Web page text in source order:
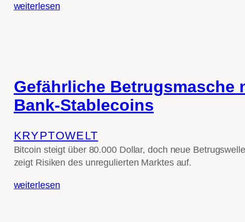
weiterlesen
Gefährliche Betrugsmasche
Bank-Stablecoins
KRYPTOWELT
Bitcoin steigt über 80.000 Dollar, doch neue
zeigt Risiken des unregulierten Marktes auf.
weiterlesen